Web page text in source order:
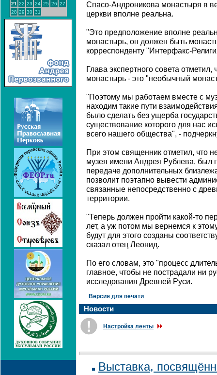
21 22 23 24 25 26 27
28 29 30 31
Спасо-Андроникова монастыря в
церкви вполне реальна.
"Это предположение вполне
монастырь, он должен быть
корреспонденту "Интерфакс-
Глава экспертного совета
монастырь - это "необычный
"Поэтому мы работаем вместе с
находим такие пути
было сделать без ущерба
существование которого для нас
всего нашего общества", -
При этом священник отметил, что
музея имени Андрея Рублева, был
передаче дополнительных
позволит поэтапно вывести
связанные непосредственно с
территории.
"Теперь должен пройти какой-то
лет, а уж потом мы вернемся к
будут для этого созданы
сказал отец Леонид.
По его словам, это "процесс
главное, чтобы не пострадали ни
исследования Древней Руси.
Версия для печати
Новости
Настройка ленты
Выставка,